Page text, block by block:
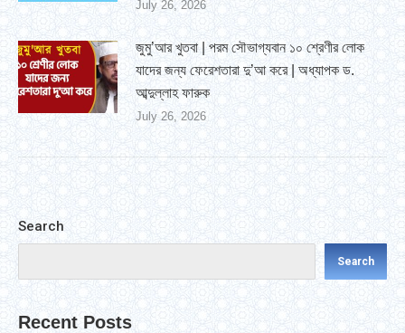
July 26, 2026
জুমু’আর খুতবা | পরম সৌভাগ্যবান ১০ শ্রেণীর লোক
যাদের জন্য ফেরেশতারা দু’আ করে | অধ্যাপক ড.
আব্দুল্লাহ ফারুক
July 26, 2026
Search
Search
Recent Posts